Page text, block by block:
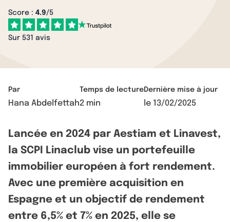
Score : 4.9/5
Sur 531 avis
Par
Hana Abdelfettah
Temps de lecture
2 min
Dernière mise à jour
le 13/02/2025
Lancée en 2024 par Aestiam et Linavest,
la SCPI Linaclub vise un portefeuille
immobilier européen à fort rendement.
Avec une première acquisition en
Espagne et un objectif de rendement
entre 6,5% et 7% en 2025, elle se